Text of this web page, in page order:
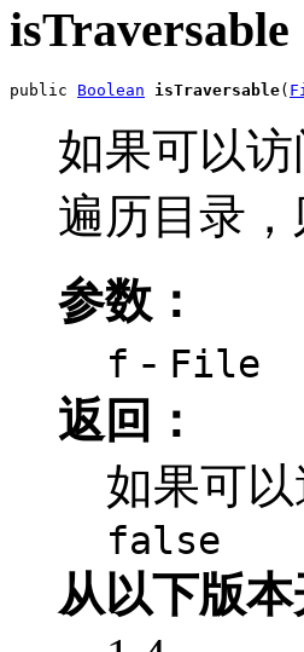
isTraversable
public Boolean isTraversable(
如果可以
遍历目录，
参数：
f - File
返回：
如果可
false
从以下版本